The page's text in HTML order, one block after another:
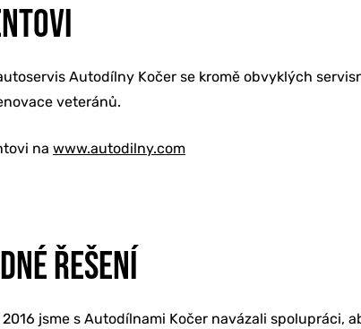
ONLINE MARKETING
TVORBA WEBU
REFERENCE
Autodílny Kočer se kromě obvyklých
veteránů.
na www.autodilny.com
ŘEŠENÍ
2016 jsme s Autodílnami Kočer navázali